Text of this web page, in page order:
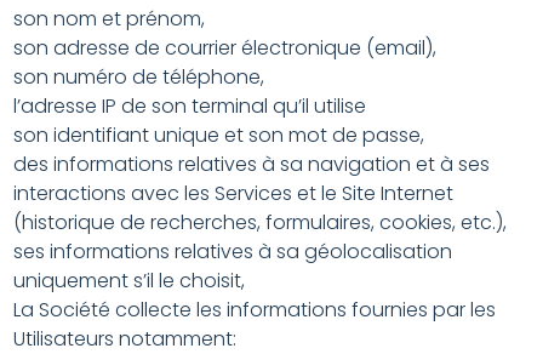
son nom et prénom,
son adresse de courrier électronique (email),
son numéro de téléphone,
l’adresse IP de son terminal qu’il utilise
son identifiant unique et son mot de passe,
des informations relatives à sa navigation et à ses
interactions avec les Services et le Site Internet
(historique de recherches, formulaires, cookies, etc.),
ses informations relatives à sa géolocalisation
uniquement s’il le choisit,
La Société collecte les informations fournies par les
Utilisateurs notamment: